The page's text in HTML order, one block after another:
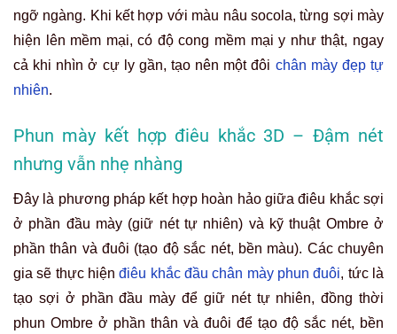
ngỡ ngàng. Khi kết hợp với màu nâu socola, từng sợi mày
hiện lên mềm mại, có độ cong mềm mại y như thật, ngay
cả khi nhìn ở cự ly gần, tạo nên một đôi chân mày đẹp tự
nhiên.
Phun mày kết hợp điêu khắc 3D – Đậm nét
nhưng vẫn nhẹ nhàng
Đây là phương pháp kết hợp hoàn hảo giữa điêu khắc sợi
ở phần đầu mày (giữ nét tự nhiên) và kỹ thuật Ombre ở
phần thân và đuôi (tạo độ sắc nét, bền màu). Các chuyên
gia sẽ thực hiện điêu khắc đầu chân mày phun đuôi, tức là
tạo sợi ở phần đầu mày để giữ nét tự nhiên, đồng thời
phun Ombre ở phần thân và đuôi để tạo độ sắc nét, bền